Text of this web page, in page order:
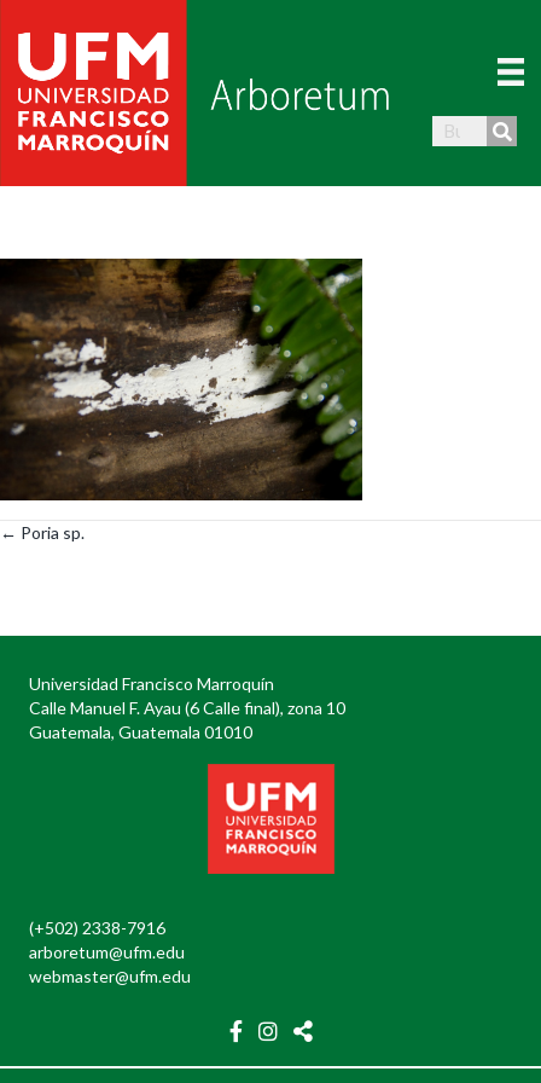
Posts
← Poria sp.
Universidad Francisco Marroquín
Calle Manuel F. Ayau (6 Calle final), zona 10
Guatemala, Guatemala 01010
(+502) 2338-7916
arboretum@ufm.edu
webmaster@ufm.edu